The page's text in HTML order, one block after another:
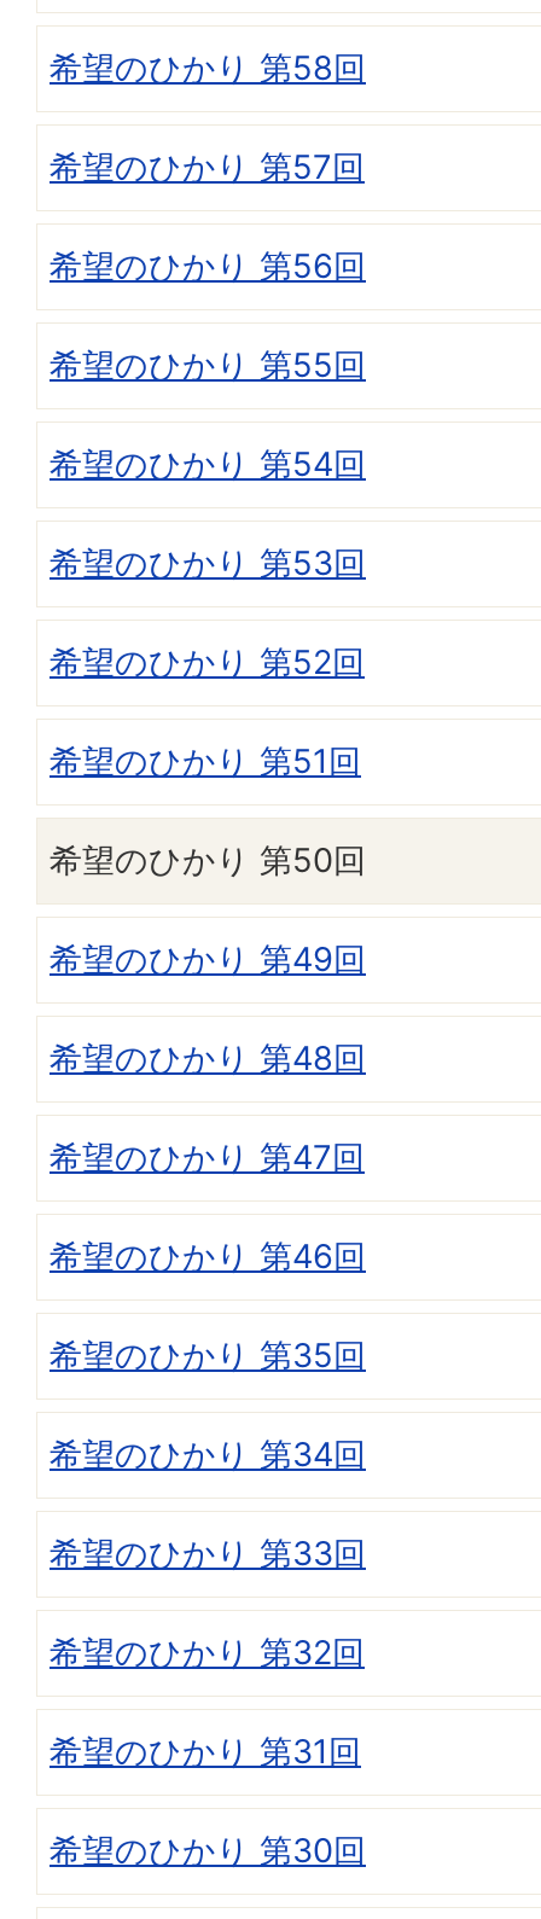
希望のひかり 第58回
希望のひかり 第57回
希望のひかり 第56回
希望のひかり 第55回
希望のひかり 第54回
希望のひかり 第53回
希望のひかり 第52回
希望のひかり 第51回
希望のひかり 第50回
希望のひかり 第49回
希望のひかり 第48回
希望のひかり 第47回
希望のひかり 第46回
希望のひかり 第35回
希望のひかり 第34回
希望のひかり 第33回
希望のひかり 第32回
希望のひかり 第31回
希望のひかり 第30回